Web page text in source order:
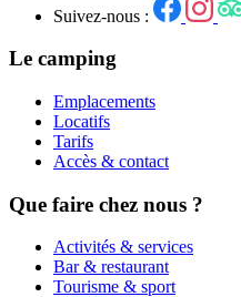
Suivez-nous :
Le camping
Emplacements
Locatifs
Tarifs
Accès & contact
Que faire chez nous ?
Activités & services
Bar & restaurant
Tourisme & sport